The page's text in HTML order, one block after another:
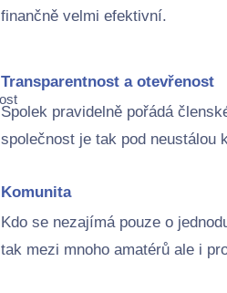
finančně velmi efektivní.
Transparentnost a otevřenost
Spolek pravidelně pořádá
společnost je tak pod neustálou
Komunita
Kdo se nezajímá pouze o
tak mezi mnoho amatérů ale i